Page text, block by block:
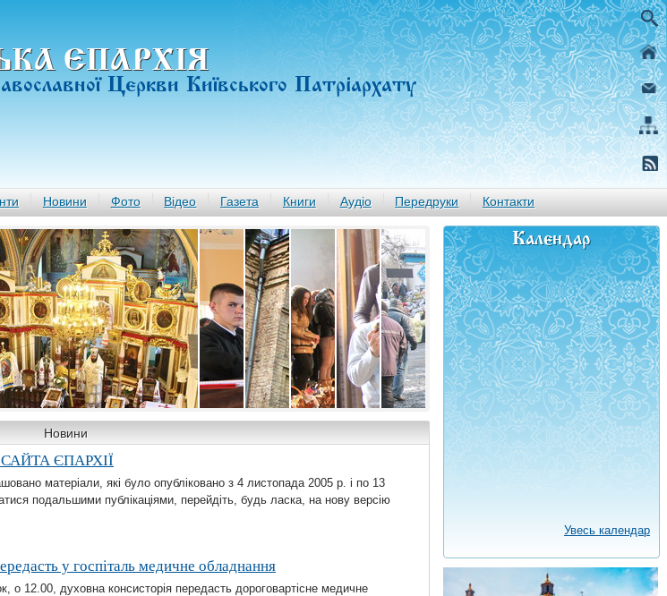
ЄПАРХIЯ
Церкви Київського Патріархату
Новини Фото Відео Газета Книги Аудіо Передруки Контакти
богословській
академії
Луцьку
Пасхальний
хресний хід
Митрополит
Михаїл із
Священики
Володимирських
Євромайдані в
Новини
ЄПАРХІЇ
матеріали, які було опубліковано з 4 листопада 2005 р. і по 13
подальшими публікаціями, перейдіть, будь ласка, на нову версію
у госпіталь медичне обладнання
о 12.00, духовна консисторія передасть дороговартісне медичне
Календар
Увесь календар